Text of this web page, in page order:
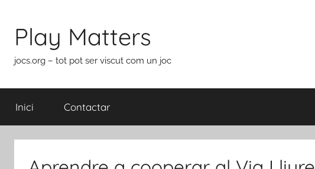
contingut
Play Matters
jocs.org – tot pot ser viscut com un joc
Inici Contactar